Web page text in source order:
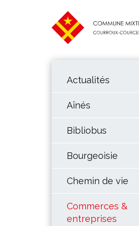
Actualités
Aînés
Bibliobus
Bourgeoisie
Chemin de vie
Commerces &
entreprises